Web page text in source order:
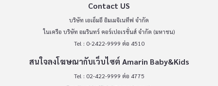
Contact US
บริษัท เอเอ็มอี อิมเมจิเนทีฟ จำกัด
ในเครือ บริษัท อมรินทร์ คอร์เปอเรชั่นส์ จำกัด (มหาชน)
Tel : 0-2422-9999 ต่อ 4510
สนใจลงโฆษณากับเว็บไซต์ Amarin Baby&Kids
Tel : 02-422-9999 ต่อ 4775